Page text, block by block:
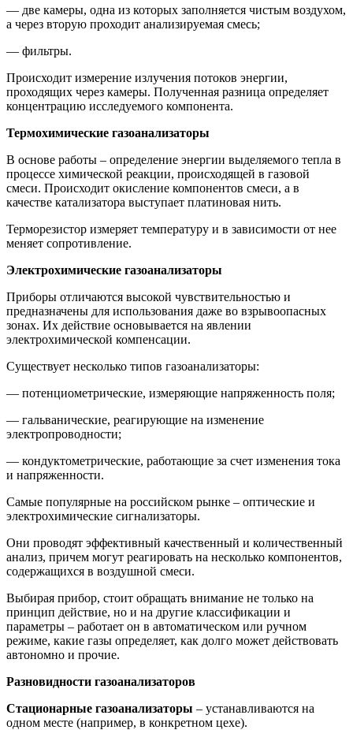
— две камеры, одна из которых заполняется чистым воздухом,
а через вторую проходит анализируемая смесь;
— фильтры.
Происходит измерение излучения потоков энергии,
проходящих через камеры. Полученная разница определяет
концентрацию исследуемого компонента.
Термохимические газоанализаторы
В основе работы – определение энергии выделяемого тепла в
процессе химической реакции, происходящей в газовой
смеси. Происходит окисление компонентов смеси, а в
качестве катализатора выступает платиновая нить.
Терморезистор измеряет температуру и в зависимости от нее
меняет сопротивление.
Электрохимические газоанализаторы
Приборы отличаются высокой чувствительностью и
предназначены для использования даже во взрывоопасных
зонах. Их действие основывается на явлении
электрохимической компенсации.
Существует несколько типов газоанализаторы:
— потенциометрические, измеряющие напряженность поля;
— гальванические, реагирующие на изменение
электропроводности;
— кондуктометрические, работающие за счет изменения тока
и напряженности.
Самые популярные на российском рынке – оптические и
электрохимические сигнализаторы.
Они проводят эффективный качественный и количественный
анализ, причем могут реагировать на несколько компонентов,
содержащихся в воздушной смеси.
Выбирая прибор, стоит обращать внимание не только на
принцип действие, но и на другие классификации и
параметры – работает он в автоматическом или ручном
режиме, какие газы определяет, как долго может действовать
автономно и прочие.
Разновидности газоанализаторов
Стационарные газоанализаторы – устанавливаются на
одном месте (например, в конкретном цехе).